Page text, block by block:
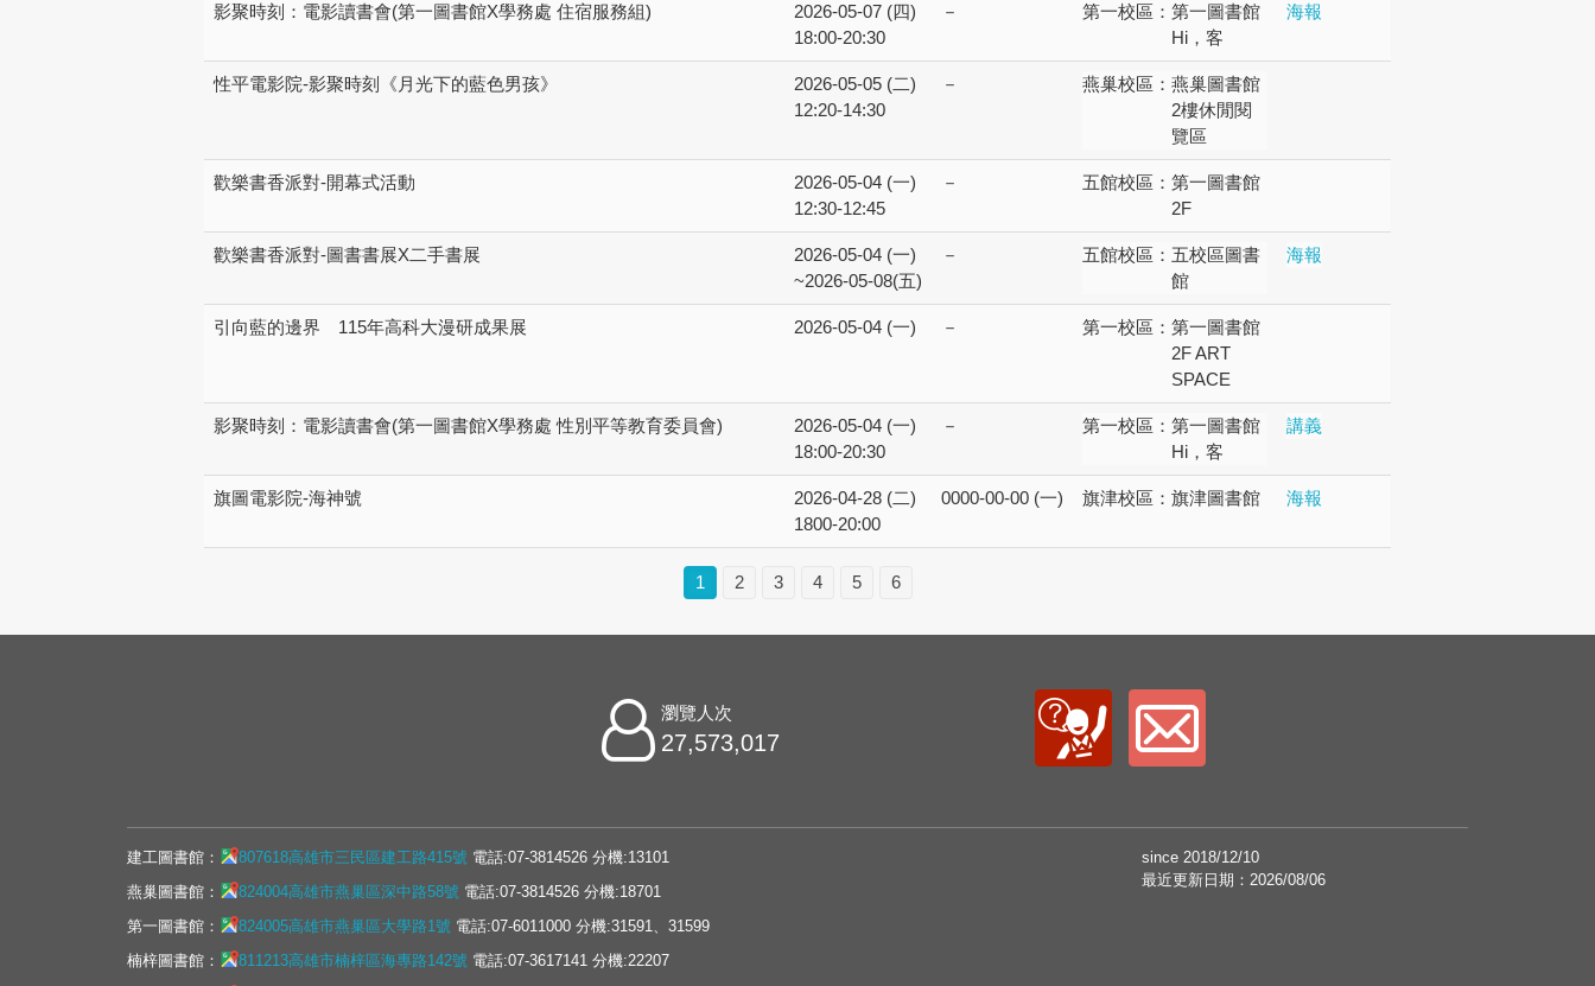
影聚時刻：電影讀書會(第一圖書館X學務處 住宿服務組)
2026-05-07 (四)
18:00-20:30
－ 第一校區： 第一圖書館
Hi，客
海報
性平電影院-影聚時刻《月光下的藍色男孩》
2026-05-05 (二)
12:20-14:30
－ 燕巢校區： 燕巢圖書館
2樓休閒閱
覽區
歡樂書香派對-開幕式活動
2026-05-04 (一)
12:30-12:45
－ 五館校區： 第一圖書館
2F
歡樂書香派對-圖書書展X二手書展
2026-05-04 (一)
~2026-05-08(五)
－ 五館校區： 五校區圖書
館
海報
引向藍的邊界 115年高科大漫研成果展 2026-05-04 (一) － 第一校區： 第一圖書館
2F ART
SPACE
影聚時刻：電影讀書會(第一圖書館X學務處 性別平等教育委員會)
2026-05-04 (一)
18:00-20:30
－ 第一校區： 第一圖書館
Hi，客
講義
旗圖電影院-海神號
2026-04-28 (二)
1800-20:00
0000-00-00 (一) 旗津校區： 旗津圖書館 海報
1 2 3 4 5 6
瀏覽人次
27,573,017
建工圖書館： 807618高雄市三民區建工路415號 電話:07-3814526 分機:13101
燕巢圖書館：
824004高雄市燕巢區深中路58號 電話:07-3814526 分機:18701
第一圖書館：
824005高雄市燕巢區大學路1號 電話:07-6011000 分機:31591、31599
楠梓圖書館：
811213高雄市楠梓區海專路142號 電話:07-3617141 分機:22207
since 2018/12/10
最近更新日期：2026/08/06